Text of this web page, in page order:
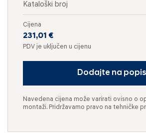
Kataloški broj
Cijena
231,01 €
PDV je uključen u cijenu
Dodajte na popis
Navedena cijena može varirati ovisno o
montaži. Pridržavamo pravo na tehničke